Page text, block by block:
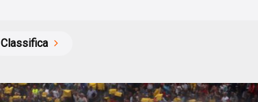
Classifica